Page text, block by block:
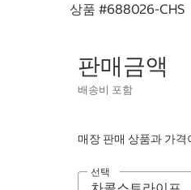
상품 #688026-CHS
판매금액
배송비 포함
매장 판매 상품과 가
선택